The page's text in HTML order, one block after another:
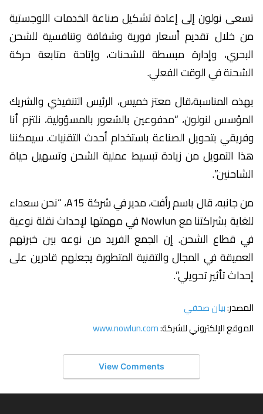
تسعى نولون إلى إعادة تشكيل صناعة الخدمات اللوجستية
من خلال تقديم أسعار فورية وشفافة وتنافسية للشحن
البحري، وإدارة مبسطة للشحنات، وإتاحة متابعة حركة
الشحنة في الوقت الفعلي.
بهذه المناسبة،قال معتز خميس، الرئيس التنفيذي والشريك
المؤسس لنولون، “مدفوعين بالشعور بالمسؤولية، نلتزم أنا
وفريقي بتحويل الصناعة باستخدام أحدث التقنيات. سيمكننا
هذا التمويل من زيادة تبسيط عملية الشحن وتسهيل حياة
الشاحنين”.
من جانبه، قال باسم رأفت، مدير في شركة A15، “نحن سعداء
للغاية بشراكتنا مع Nowlun في مهمتها لإحداث نقلة نوعية
في قطاع الشحن. إن الجمع الفريد من نوعه بين خبرتهم
العميقة في المجال والتقنية المتطورة يجعلهم قادرين على
إحداث تأثير تحويلي”.
المصدر:بيان صحفي
الموقع الإلكتروني للشركة:www.nowlun.com
View Comments